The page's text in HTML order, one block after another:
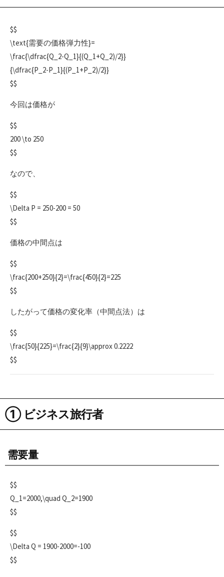
$$
\text{需要の価格弾力性}=
\frac{\dfrac{Q_2-Q_1}{(Q_1+Q_2)/2}}
{\dfrac{P_2-P_1}{(P_1+P_2)/2}}
$$
今回は価格が
$$
200 \to 250
$$
なので、
$$
\Delta P = 250-200 = 50
$$
価格の中間点は
$$
\frac{200+250}{2}=\frac{450}{2}=225
$$
したがって価格の変化率（中間点法）は
$$
\frac{50}{225}=\frac{2}{9}\approx 0.2222
$$
① ビジネス旅行者
需要量
$$
Q_1=2000,\quad Q_2=1900
$$
$$
\Delta Q = 1900-2000=-100
$$